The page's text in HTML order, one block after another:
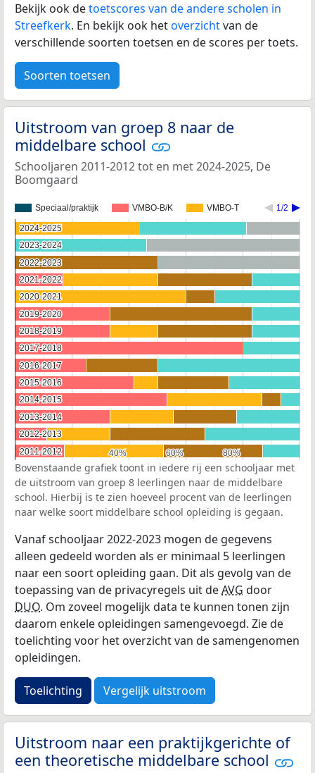
Bekijk ook detoetscores van de andere scholen in
Streefkerk. En bekijk ook hetoverzichtvan de
verschillende soorten toetsen en de scores per toets.
Soorten toetsen
Uitstroom van groep 8 naar de
middelbare school
Schooljaren 2011-2012 tot en met 2024-2025, De
Boomgaard
Speciaal/praktijk VMBO-B/K VMBO-T 1/2
40%
40% 60%
60% 80%
80%
2024-2025
2024-2025
2023-2024
2023-2024
2022-2023
2022-2023
2021-2022
2021-2022
2020-2021
2020-2021
2019-2020
2019-2020
2018-2019
2018-2019
2017-2018
2017-2018
2016-2017
2016-2017
2015-2016
2015-2016
2014-2015
2014-2015
2013-2014
2013-2014
2012-2013
2012-2013
2011-2012
2011-2012
Bovenstaande grafiek toont in iedere rij een schooljaar met
de uitstroom van groep 8 leerlingen naar de middelbare
school. Hierbij is te zien hoeveel procent van de leerlingen
naar welke soort middelbare school opleiding is gegaan.
Vanaf schooljaar 2022-2023 mogen de gegevens
alleen gedeeld worden als er minimaal 5 leerlingen
naar een soort opleiding gaan. Dit als gevolg van de
toepassing van de privacyregels uit deAVG door
DUO. Om zoveel mogelijk data te kunnen tonen zijn
daarom enkele opleidingen samengevoegd. Zie de
toelichting voor het overzicht van de samengenomen
opleidingen.
Toelichting Vergelijk uitstroom
Uitstroom naar een praktijkgerichte of
een theoretische middelbare school